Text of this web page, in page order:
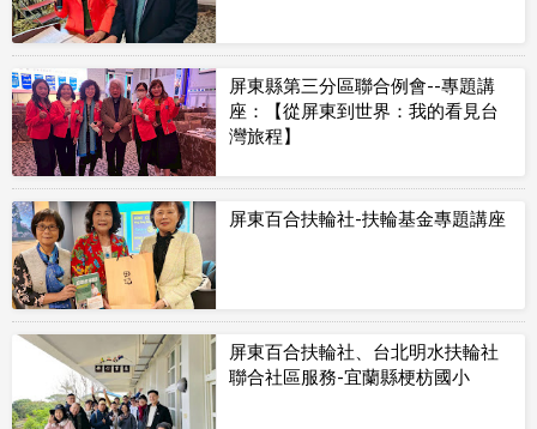
屏東縣第三分區聯合例會--專題講
座：【從屏東到世界：我的看見台
灣旅程】
屏東百合扶輪社-扶輪基金專題講座
屏東百合扶輪社、台北明水扶輪社
聯合社區服務-宜蘭縣梗枋國小